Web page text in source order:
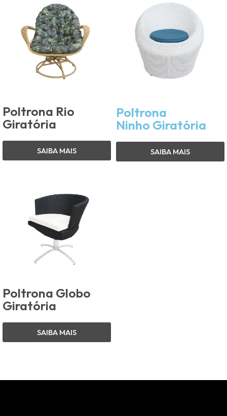
Poltrona Rio
Giratória
SAIBA MAIS
Poltrona
Ninho Giratória
SAIBA MAIS
Poltrona Globo
Giratória
SAIBA MAIS